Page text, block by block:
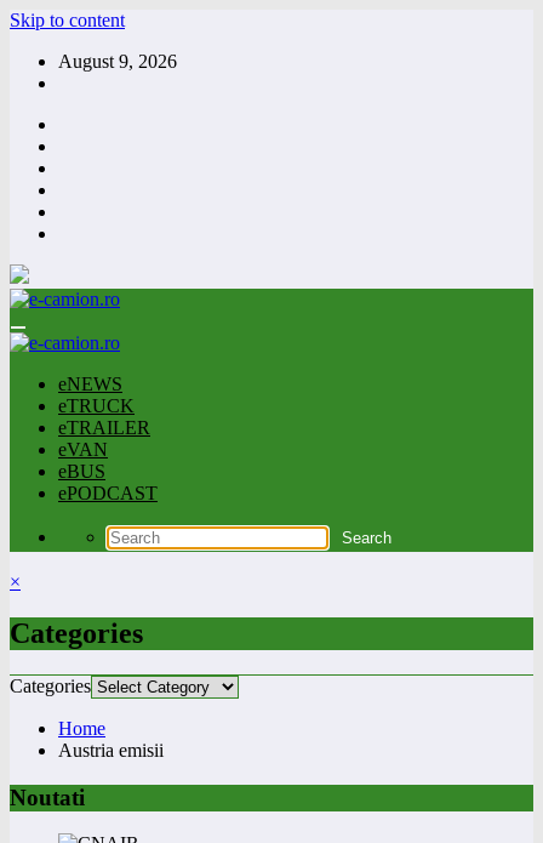
Skip to content
August 9, 2026
eNEWS
eTRUCK
eTRAILER
eVAN
eBUS
ePODCAST
×
Categories
Categories
Home
Austria emisii
Noutati